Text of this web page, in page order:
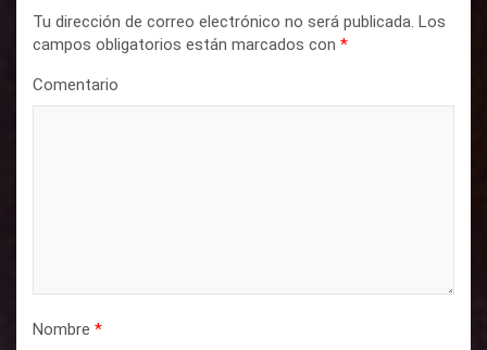
Tu dirección de correo electrónico no será publicada. Los
campos obligatorios están marcados con *
Comentario
Nombre *